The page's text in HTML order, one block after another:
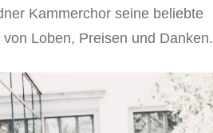
Kammerchor seine beliebte
Loben, Preisen und Danken.